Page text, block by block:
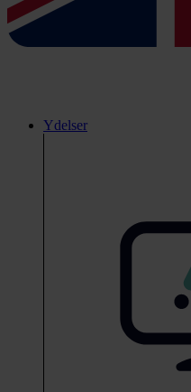
Ydelser